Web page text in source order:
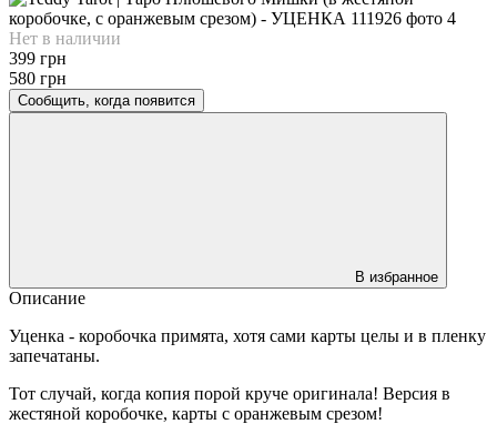
Нет в наличии
399 грн
580 грн
Сообщить, когда появится
В избранное
Описание
Уценка - коробочка примята, хотя сами карты целы и в пленку
запечатаны.
Тот случай, когда копия порой круче оригинала! Версия в
жестяной коробочке, карты с оранжевым срезом!